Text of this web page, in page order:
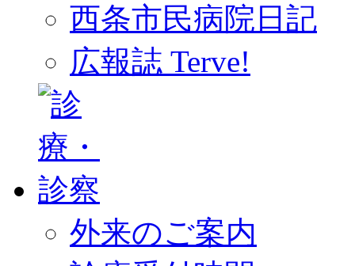
西条市民病院日記
広報誌 Terve!
外来のご案内